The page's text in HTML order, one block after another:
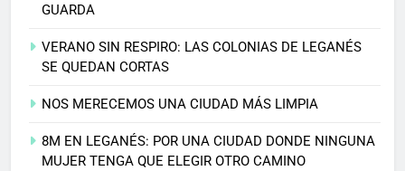
GUARDA
VERANO SIN RESPIRO: LAS COLONIAS DE LEGANÉS
SE QUEDAN CORTAS
NOS MERECEMOS UNA CIUDAD MÁS LIMPIA
8M EN LEGANÉS: POR UNA CIUDAD DONDE NINGUNA
MUJER TENGA QUE ELEGIR OTRO CAMINO